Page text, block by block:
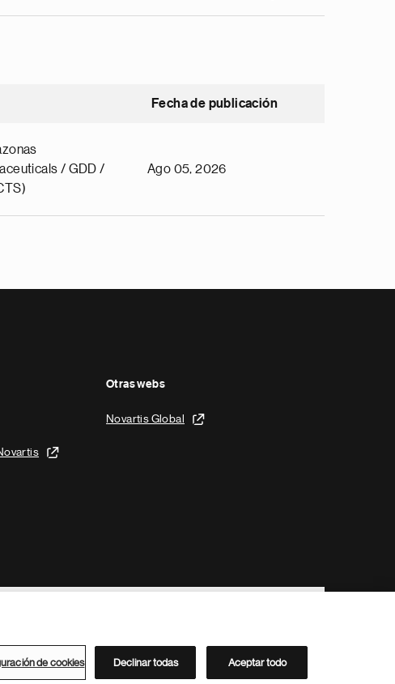
Fecha de publicación
/ GDD /
Ago 05, 2026
Otras webs
Novartis Global
Directorio de Novartis
de cookies Declinar todas Aceptar todo